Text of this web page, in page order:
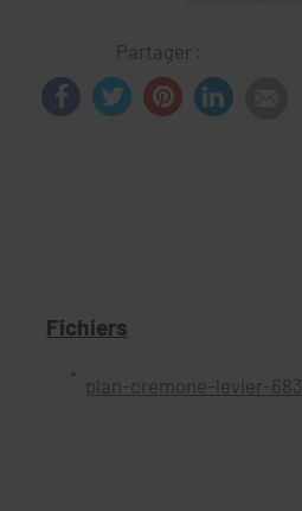
Partager :
Fichiers
plan-cremone-levier-683